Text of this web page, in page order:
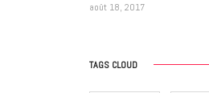
août 18, 2017
TAGS CLOUD